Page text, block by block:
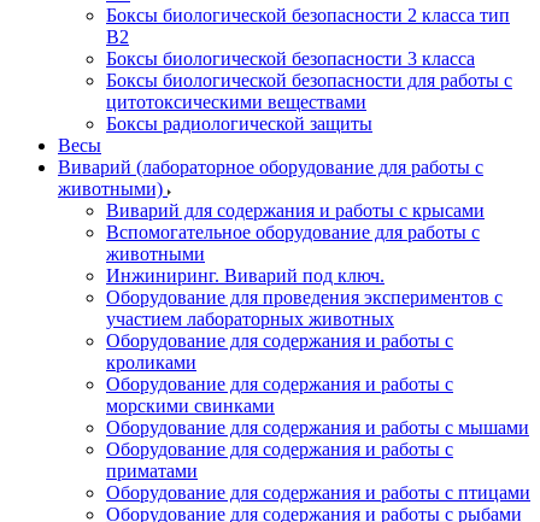
Боксы биологической безопасности 2 класса тип
B2
Боксы биологической безопасности 3 класса
Боксы биологической безопасности для работы с
цитотоксическими веществами
Боксы радиологической защиты
Весы
Виварий (лабораторное оборудование для работы с
животными)
Виварий для содержания и работы с крысами
Вспомогательное оборудование для работы с
животными
Инжиниринг. Виварий под ключ.
Оборудование для проведения экспериментов с
участием лабораторных животных
Оборудование для содержания и работы с
кроликами
Оборудование для содержания и работы с
морскими свинками
Оборудование для содержания и работы с мышами
Оборудование для содержания и работы с
приматами
Оборудование для содержания и работы с птицами
Оборудование для содержания и работы с рыбами